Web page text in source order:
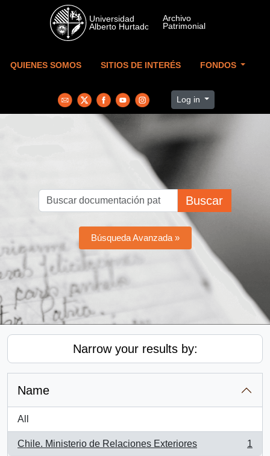
Skip to main content
QUIENES SOMOS SITIOS DE INTERÉS FONDOS
Log in
Buscar
Búsqueda Avanzada »
Narrow your results by:
Name
All
Chile. Ministerio de Relaciones Exteriores
, 1 results
1